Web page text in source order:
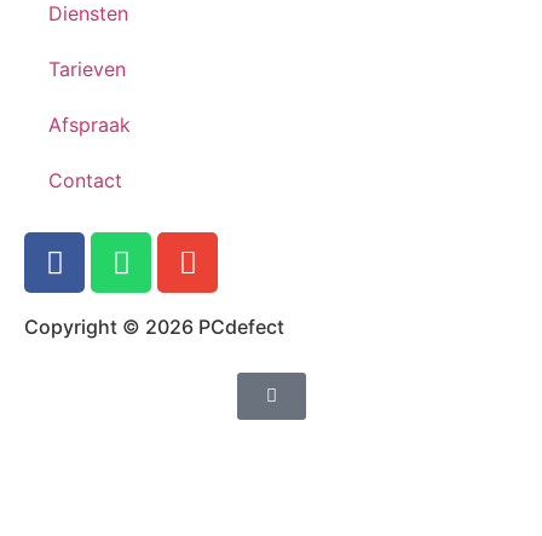
Diensten
Tarieven
Afspraak
Contact
Copyright © 2026 PCdefect